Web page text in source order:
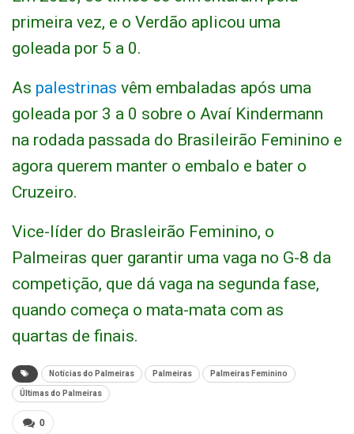
primeira vez, e o Verdão aplicou uma
goleada por 5 a 0.
As palestrinas vêm embaladas após uma
goleada por 3 a 0 sobre o Avaí Kindermann
na rodada passada do Brasileirão Feminino e
agora querem manter o embalo e bater o
Cruzeiro.
Vice-líder do Brasleirão Feminino, o
Palmeiras quer garantir uma vaga no G-8 da
competição, que dá vaga na segunda fase,
quando começa o mata-mata com as
quartas de finais.
Notícias do Palmeiras Palmeiras Palmeiras Feminino
Últimas do Palmeiras
0